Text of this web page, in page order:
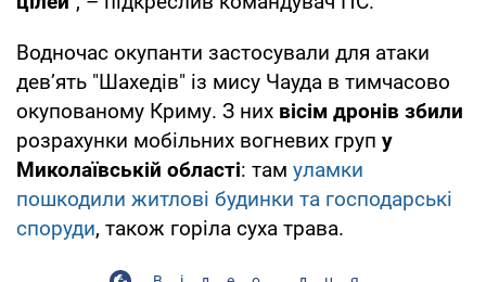
Водночас окупанти застосували для атаки
дев’ять "Шахедів" із мису Чауда в тимчасово
окупованому Криму. З них вісім дронів збили
розрахунки мобільних вогневих груп у
Миколаївській області: там уламки
пошкодили житлові будинки та господарські
споруди, також горіла суха трава.